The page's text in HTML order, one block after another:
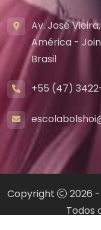
Av. José
América -
Brasil
+55 (47)
Copyright 2026
Todos